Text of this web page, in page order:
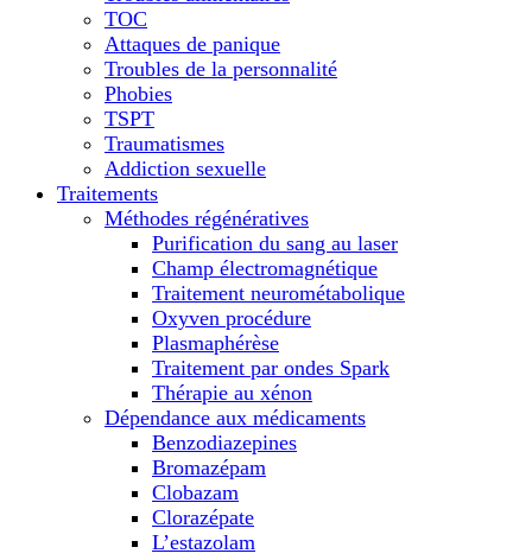
TOC
Attaques de panique
Troubles de la personnalité
Phobies
TSPT
Traumatismes
Addiction sexuelle
Traitements
Méthodes régénératives
Purification du sang au laser
Champ électromagnétique
Traitement neurométabolique
Oxyven procédure
Plasmaphérèse
Traitement par ondes Spark
Thérapie au xénon
Dépendance aux médicaments
Benzodiazepines
Bromazépam
Clobazam
Clorazépate
L’estazolam